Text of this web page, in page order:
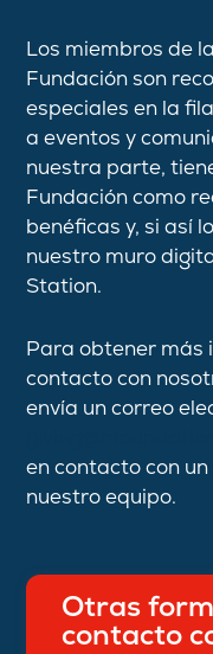
Los miembros de
Fundación son
especiales en la
a eventos y
nuestra parte,
Fundación como
benéficas y, si así
nuestro muro
Station.
Para obtener más
contacto con
envía un correo
en contacto con
nuestro equipo.
Otras
contacto